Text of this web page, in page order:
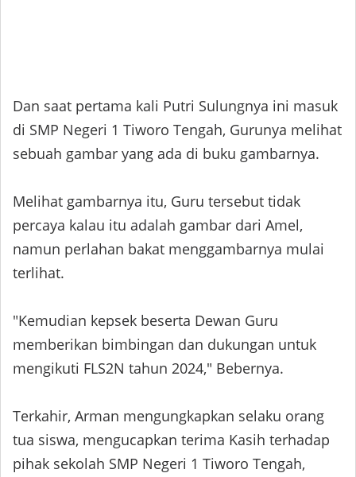
Dan saat pertama kali Putri Sulungnya ini masuk
di SMP Negeri 1 Tiworo Tengah, Gurunya melihat
sebuah gambar yang ada di buku gambarnya.
Melihat gambarnya itu, Guru tersebut tidak
percaya kalau itu adalah gambar dari Amel,
namun perlahan bakat menggambarnya mulai
terlihat.
"Kemudian kepsek beserta Dewan Guru
memberikan bimbingan dan dukungan untuk
mengikuti FLS2N tahun 2024," Bebernya.
Terkahir, Arman mengungkapkan selaku orang
tua siswa, mengucapkan terima Kasih terhadap
pihak sekolah SMP Negeri 1 Tiworo Tengah,